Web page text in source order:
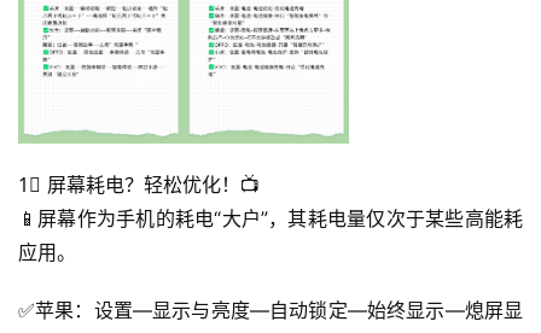
1⃣ 屏幕耗电？轻松优化！📺
📱屏幕作为手机的耗电“大户”，其耗电量仅次于某些高能耗
应用。
✅苹果：设置—显示与亮度—自动锁定—始终显示—熄屏显